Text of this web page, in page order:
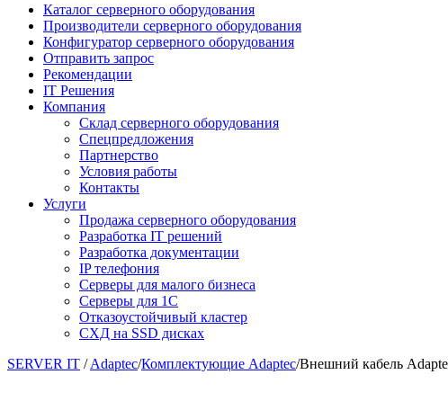
Каталог серверного оборудования
Производители серверного оборудования
Конфигуратор серверного оборудования
Отправить запрос
Рекомендации
IT Решения
Компания
Склад серверного оборудования
Спецпредложения
Партнерство
Условия работы
Контакты
Услуги
Продажа серверного оборудования
Разработка IT решений
Разработка документации
IP телефония
Серверы для малого бизнеса
Серверы для 1С
Отказоустойчивый кластер
СХД на SSD дисках
SERVER IT / Adaptec/Комплектующие Adaptec/Внешний кабель